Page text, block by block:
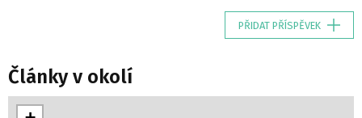
PŘIDAT PŘÍSPĚVEK
Články v okolí